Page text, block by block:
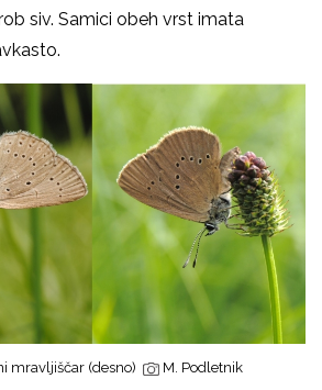
siv. Samici obeh vrst imata
mravljiščar (desno) M. Podletnik